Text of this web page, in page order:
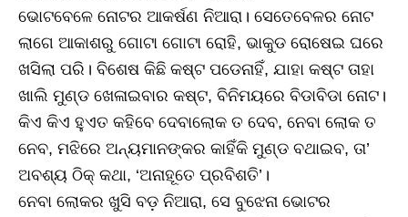
ଭୋଟବେଳେ ନୋଟର ଆକର୍ଷଣ ନିଆରା। ସେତେବେଳର ନୋଟ
ଲାଗେ ଆକାଶରୁ ଗୋଟା ଗୋଟା ରୋହି, ଭାକୁଡ ରୋଷେଇ ଘରେ
ଖସିଲା ପରି। ବିଶେଷ କିଛି କଷ୍ଟ ପଡେନାହିଁ, ଯାହା କଷ୍ଟ ତାହା
ଖାଲି ମୁଣ୍ଡ ଖେଳାଇବାର କଷ୍ଟ, ବିନିମୟରେ ବିଡାବିଡା ନୋଟ।
କିଏ କିଏ ହୁଏତ କହିବେ ଦେବାଲୋକ ତ ଦେବ, ନେବା ଲୋକ ତ
ନେବ, ମଝିରେ ଅନ୍ୟମାନଙ୍କର କାହିଁକି ମୁଣ୍ଡ ବଥାଇବ, ତା’
ଅବଶ୍ୟ ଠିକ୍‌ କଥା, ‘ଅନାହୂତେ ପ୍ରବିଶତି’।
ନେବା ଲୋକର ଖୁସି ବଡ଼ ନିଆରା, ସେ ବୁଝେନା ଭୋଟର